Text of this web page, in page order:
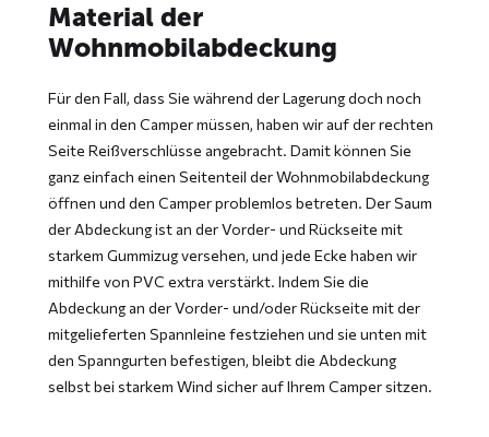
Material der
Wohnmobilabdeckung
Für den Fall, dass Sie während der Lagerung doch noch
einmal in den Camper müssen, haben wir auf der rechten
Seite Reißverschlüsse angebracht. Damit können Sie
ganz einfach einen Seitenteil der Wohnmobilabdeckung
öffnen und den Camper problemlos betreten. Der Saum
der Abdeckung ist an der Vorder- und Rückseite mit
starkem Gummizug versehen, und jede Ecke haben wir
mithilfe von PVC extra verstärkt. Indem Sie die
Abdeckung an der Vorder- und/oder Rückseite mit der
mitgelieferten Spannleine festziehen und sie unten mit
den Spanngurten befestigen, bleibt die Abdeckung
selbst bei starkem Wind sicher auf Ihrem Camper sitzen.